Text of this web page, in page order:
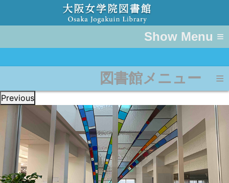
≡
図書館メニュー ≡
Previous